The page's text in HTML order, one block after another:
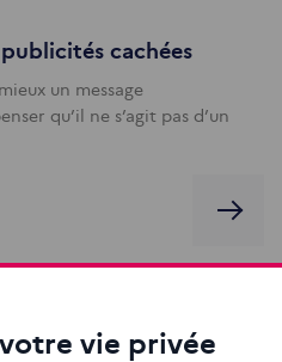
cachées
un message
qu’il ne s’agit pas d’un
vie privée